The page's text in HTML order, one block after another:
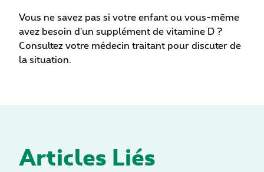
Vous ne savez pas si votre enfant ou vous-même
avez besoin d'un supplément de vitamine D ?
Consultez votre médecin traitant pour discuter de
la situation.
Articles Liés